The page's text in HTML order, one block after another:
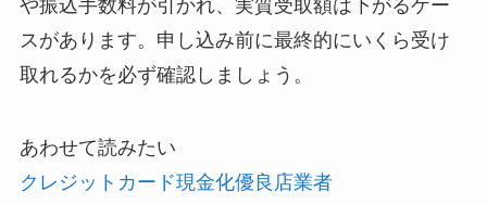
や振込手数料が引かれ、実質受取額は下がるケー
スがあります。申し込み前に最終的にいくら受け
取れるかを必ず確認しましょう。
あわせて読みたい
クレジットカード現金化優良店業者